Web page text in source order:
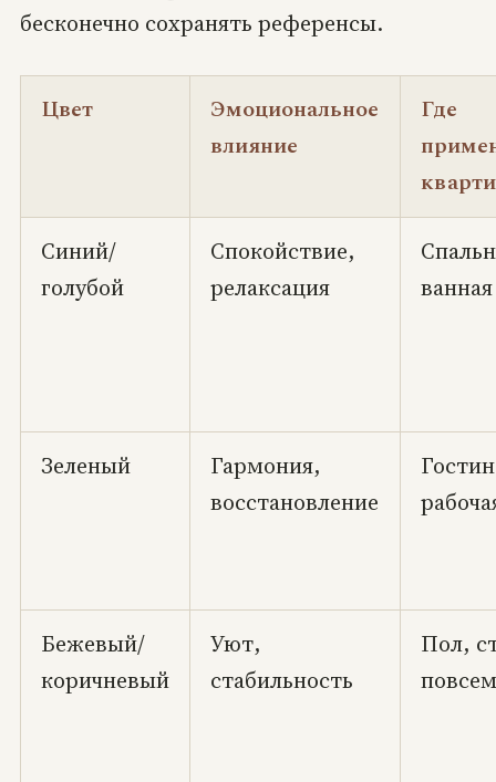
бесконечно сохранять референсы.
Цвет
Эмоциональное
влияние
Где
Синий/
голубой
Спокойствие,
релаксация
ванная
Зеленый
Гармония,
восстановление
Бежевый/
коричневый
Уют,
стабильность
Пол,